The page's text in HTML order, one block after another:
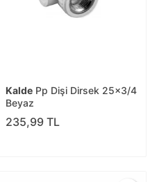
Kalde Pp Dişi Dirsek 25x3/4
Beyaz
235,99 TL